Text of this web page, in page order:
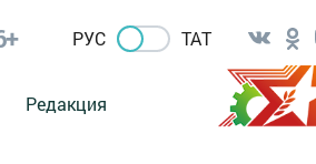
РУС ТАТ
Редакция